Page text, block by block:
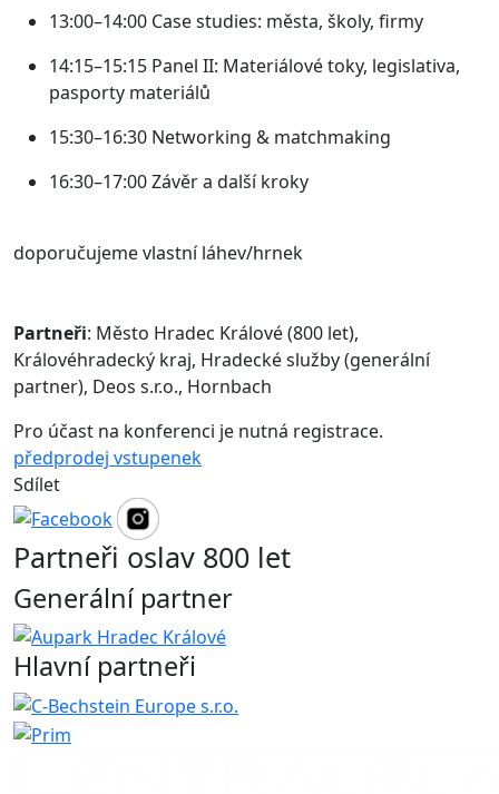
13:00–14:00 Case studies: města, školy, firmy
14:15–15:15 Panel II: Materiálové toky, legislativa,
pasporty materiálů
15:30–16:30 Networking & matchmaking
16:30–17:00 Závěr a další kroky
doporučujeme vlastní láhev/hrnek
Partneři: Město Hradec Králové (800 let),
Královéhradecký kraj, Hradecké služby (generální
partner), Deos s.r.o., Hornbach
Pro účast na konferenci je nutná registrace.
předprodej vstupenek
Sdílet
Partneři oslav 800 let
Generální partner
Hlavní partneři